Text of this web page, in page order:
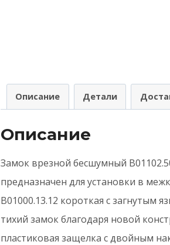
Описание Детали
Описание
Замок врезной бесшумный
предназначен для установки в
B01000.13.12 короткая с загнутым
тихий замок благодаря новой
пластиковая защелка с двойным